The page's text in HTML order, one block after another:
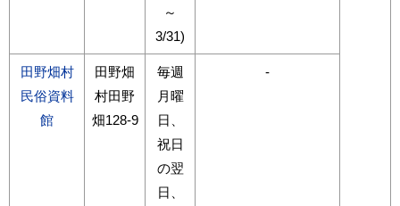
～
3/31)
田野畑村
民俗資料
館
田野畑
村田野
畑128-9
毎週
月曜
日、
祝日
の翌
日、
-